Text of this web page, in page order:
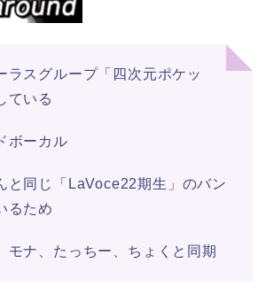
ラスグループ「四次元ポケッ
ている
ボーカル
と同じ「LaVoce22期生」のバン
るため
モナ、たっちー、ちょくと同期